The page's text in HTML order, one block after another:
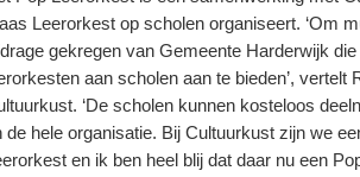
Leerorkest op scholen organiseert. ‘Om
gekregen van Gemeente Harderwijk
aan scholen aan te bieden’,
‘De scholen kunnen kosteloos
de hele organisatie. Bij Cultuurkust zijn we
en ik ben heel blij dat daar nu een